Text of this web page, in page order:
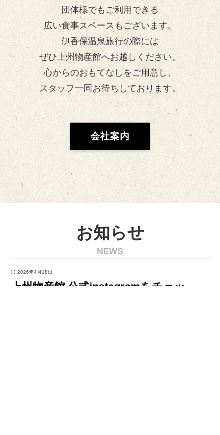
団体様でもご利用できる
広い食事スペースもございます。
伊香保温泉旅行の際には
ぜひ上州物産館へお越しください。
心からのおもてなしをご用意し、
スタッフ一同お待ちしております。
会社案内
お知らせ
NEWS
2026年4月18日
上州物産館 公式instagramをチェッ